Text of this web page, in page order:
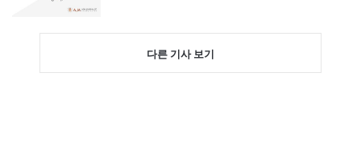
다른 기사 보기